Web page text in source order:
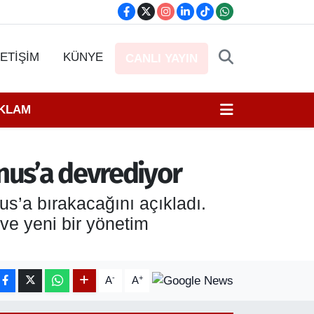
KÜNYE CANLI YAYIN
devrediyor
bırakacağını açıkladı.
yeni bir yönetim
A- A+